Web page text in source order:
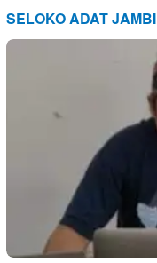
SELOKO ADAT JAMBI